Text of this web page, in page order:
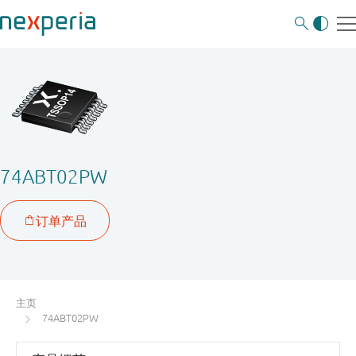
74ABT02PW
主页
74ABT02PW